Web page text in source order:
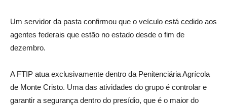
Um servidor da pasta confirmou que o veículo está cedido aos
agentes federais que estão no estado desde o fim de
dezembro.
A FTIP atua exclusivamente dentro da Penitenciária Agrícola
de Monte Cristo. Uma das atividades do grupo é controlar e
garantir a segurança dentro do presídio, que é o maior do